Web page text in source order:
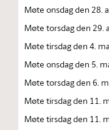
Møte onsdag den 28.
Møte torsdag den 29.
Møte tirsdag den 4.
Møte onsdag den 5.
Møte torsdag den 6.
Møte tirsdag den 11.
Møte tirsdag den 11.